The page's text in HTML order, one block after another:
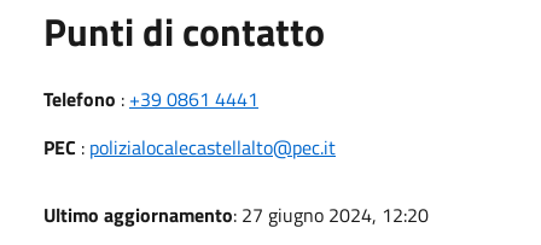
Punti di contatto
Telefono : +39 0861 4441
PEC : polizialocalecastellalto@pec.it
Ultimo aggiornamento: 27 giugno 2024, 12:20